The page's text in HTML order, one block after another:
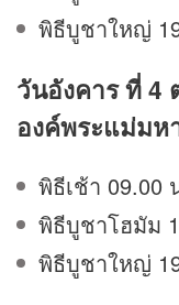
พิธีบูชาใหญ่
วันอังคาร ที่ 4
องค์พระแม่มห
พิธีเช้า 09.00
พิธีบูชาโฮมัม
พิธีบูชาใหญ่